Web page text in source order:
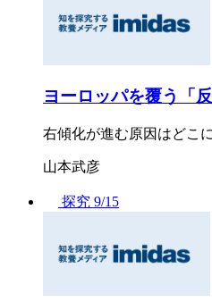
ヨーロッパを覆う「
右傾化が進む原因はどこ
山本武彦
探究 9/15